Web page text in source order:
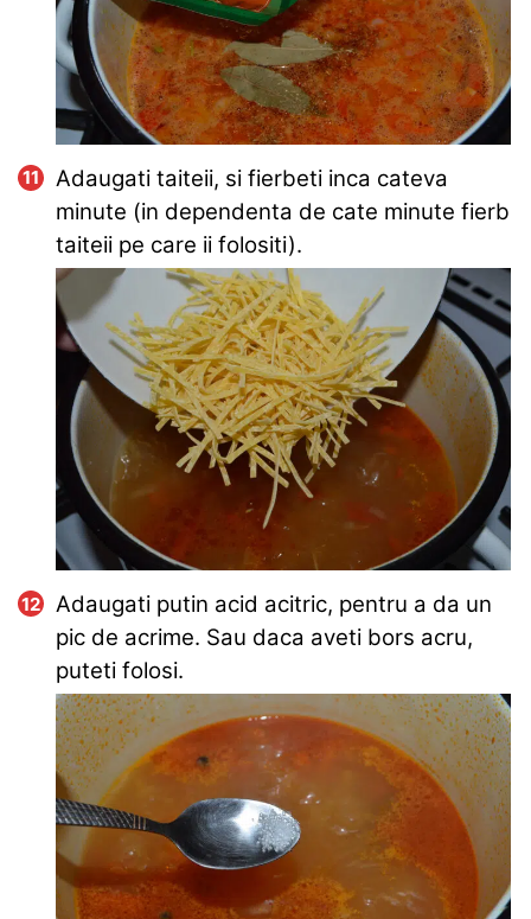
Adaugati taiteii, si fierbeti inca cateva
minute (in dependenta de cate minute fierb
taiteii pe care ii folositi).
Adaugati putin acid acitric, pentru a da un
pic de acrime. Sau daca aveti bors acru,
puteti folosi.